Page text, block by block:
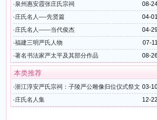
08-
·泉州惠安霞张庄氏宗祠
04-01
·庄氏名人—-先贤篇
04-
·庄氏名人——当代俊杰
07-11
·福建三明严氏人物
08-26
·著名书法家严太平及其部分作品
本类推荐
03-
·浙江淳安严氏宗祠：子陵严公雕像归位仪式祭文
12-22
·庄氏名人集